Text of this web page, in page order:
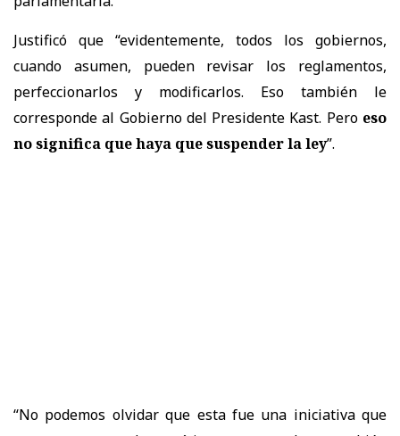
Justificó que “evidentemente, todos los gobiernos,
cuando asumen, pueden revisar los reglamentos,
perfeccionarlos y modificarlos. Eso también le
corresponde al Gobierno del Presidente Kast. Peroeso
no significa que haya que suspender la ley”.
“No podemos olvidar que esta fue una iniciativa que